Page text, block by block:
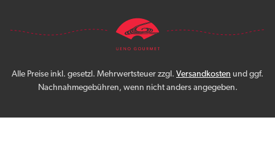
Alle Preise inkl. gesetzl. Mehrwertsteuer zzgl. Versandkosten und ggf.
Nachnahmegebühren, wenn nicht anders angegeben.